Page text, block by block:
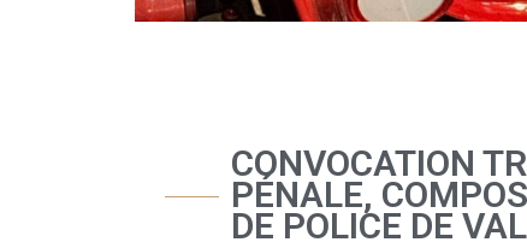
CONVOCATION
PÉNALE,
DE POLICE DE